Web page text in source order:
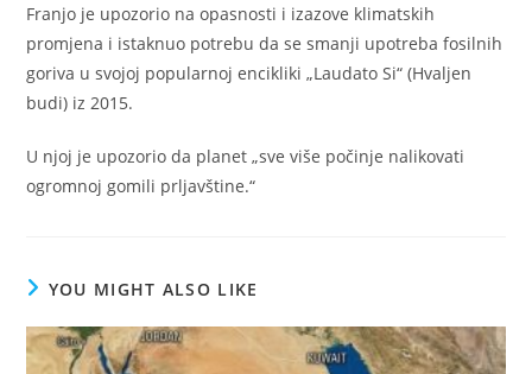
Franjo je upozorio na opasnosti i izazove klimatskih
promjena i istaknuo potrebu da se smanji upotreba fosilnih
goriva u svojoj popularnoj encikliki „Laudato Si“ (Hvaljen
budi) iz 2015.
U njoj je upozorio da planet „sve više počinje nalikovati
ogromnoj gomili prljavštine.“
YOU MIGHT ALSO LIKE